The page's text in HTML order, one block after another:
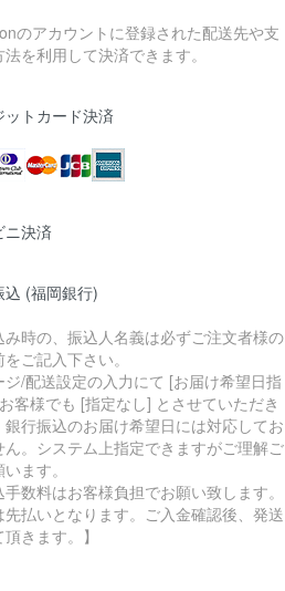
のアカウントに登録された配送先や支
を利用して決済できます。
ットカード決済
ニ決済
込 (福岡銀行)
み時の、振込人名義は必ずご注文者様の
ご記入下さい。
ジ/配送設定の入力にて [お届け希望日指
客様でも [指定なし] とさせていただき
銀行振込のお届け希望日には対応してお
ん。システム上指定できますがご理解ご
ます。
手数料はお客様負担でお願い致します。
先払いとなります。ご入金確認後、発送
きます。】